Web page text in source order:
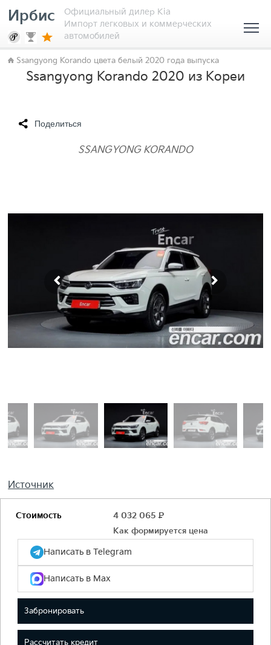
Ирбис
Официальный дилер Kia
Импорт легковых и коммерческих
автомобилей
Ssangyong Korando цвета белый 2020 года выпуска
Ssangyong Korando 2020 из Кореи
Поделиться
SSANGYONG KORANDO
Источник
Стоимость 4 032 065 Р
Как формируется цена
Написать в Telegram
Написать в Max
Забронировать
Рассчитать кредит